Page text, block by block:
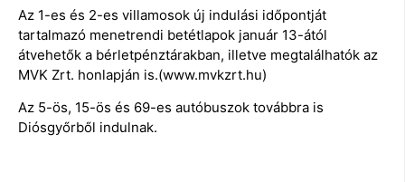
Az 1-es és 2-es villamosok új indulási időpontját
tartalmazó menetrendi betétlapok január 13-ától
átvehetők a bérletpénztárakban, illetve megtalálhatók az
MVK Zrt. honlapján is.(www.mvkzrt.hu)
Az 5-ös, 15-ös és 69-es autóbuszok továbbra is
Diósgyőrből indulnak.